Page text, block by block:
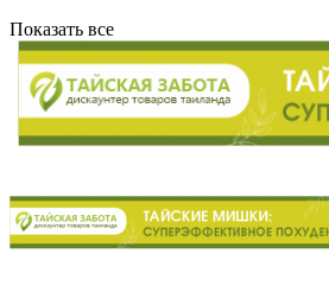
Показать все